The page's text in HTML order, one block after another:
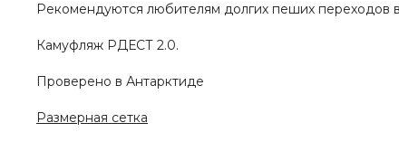
Рекомендуются любителям долгих пеших переходов
Камуфляж РДЕСТ 2.0.
Проверено в Антарктиде
Размерная сетка